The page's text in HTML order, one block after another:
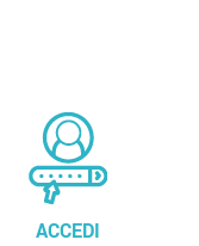
ACCEDI